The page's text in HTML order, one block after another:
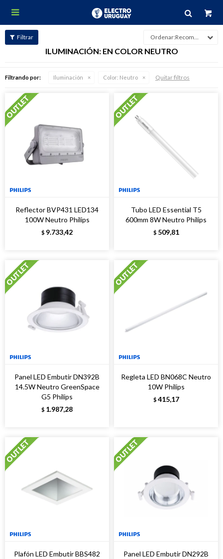

Recomendados
ILUMINACIÓN: EN COLOR NEUTRO
Filtrando por: Iluminación Color: Neutro Quitar filtros
Reflector BVP431 LED134
100W Neutro Philips
$ 9.733,42
Tubo LED Essential T5
600mm 8W Neutro Philips
$ 509,81
Panel LED Embutir DN392B
14.5W Neutro GreenSpace
G5 Philips
$ 1.987,28
Regleta LED BN068C Neutro
10W Philips
$ 415,17
Plafón LED Embutir BBS482
Panel LED Embutir DN292B